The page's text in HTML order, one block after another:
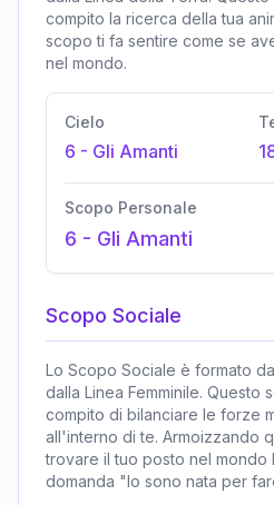
compito la ricerca della tua
scopo ti fa sentire come se
nel mondo.
Cielo
6 - Gli Amanti
Scopo Personale
6 - Gli Amanti
Scopo Sociale
Lo Scopo Sociale è formato
dalla Linea Femminile. Questo
compito di bilanciare le forze
all'interno di te. Armoizzando
trovare il tuo posto nel mondo
domanda "Io sono nata per